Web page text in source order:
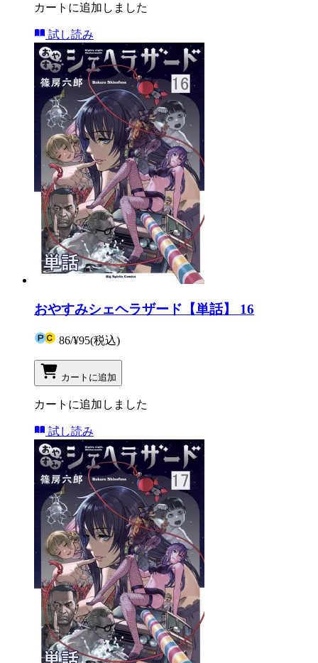
カートに追加しました
試し読み
おやすみシェヘラザード【単話】 16
86/¥95(税込)
カートに追加
カートに追加しました
試し読み